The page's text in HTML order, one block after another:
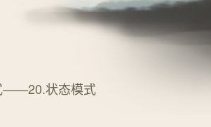
——20.状态模式